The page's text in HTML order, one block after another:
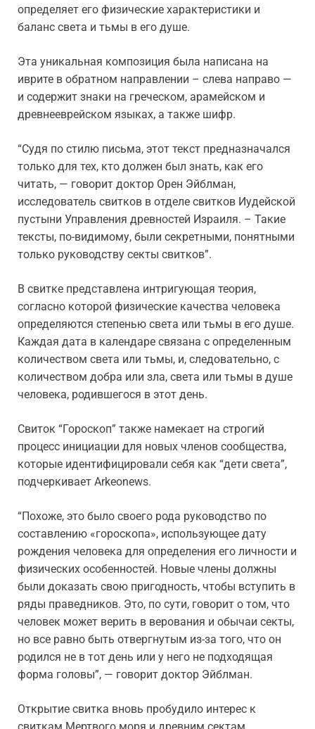
определяет его физические характеристики и
баланс света и тьмы в его душе.
Эта уникальная композиция была написана на
иврите в обратном направлении – слева направо —
и содержит знаки на греческом, арамейском и
древнееврейском языках, а также шифр.
“Судя по стилю письма, этот текст предназначался
только для тех, кто должен был знать, как его
читать, — говорит доктор Орен Эйблман,
исследователь свитков в отделе свитков Иудейской
пустыни Управления древностей Израиля. – Такие
тексты, по-видимому, были секретными, понятными
только руководству секты свитков”.
В свитке представлена интригующая теория,
согласно которой физические качества человека
определяются степенью света или тьмы в его душе.
Каждая дата в календаре связана с определенным
количеством света или тьмы, и, следовательно, с
количеством добра или зла, света или тьмы в душе
человека, родившегося в этот день.
Свиток “Гороскоп” также намекает на строгий
процесс инициации для новых членов сообщества,
которые идентифицировали себя как “дети света”,
подчеркивает Arkeonews.
“Похоже, это было своего рода руководство по
составлению «гороскопа», использующее дату
рождения человека для определения его личности и
физических особенностей. Новые члены должны
были доказать свою пригодность, чтобы вступить в
ряды праведников. Это, по сути, говорит о том, что
человек может верить в верования и обычаи секты,
но все равно быть отвергнутым из-за того, что он
родился не в тот день или у него не подходящая
форма головы”, — говорит доктор Эйблман.
Открытие свитка вновь пробудило интерес к